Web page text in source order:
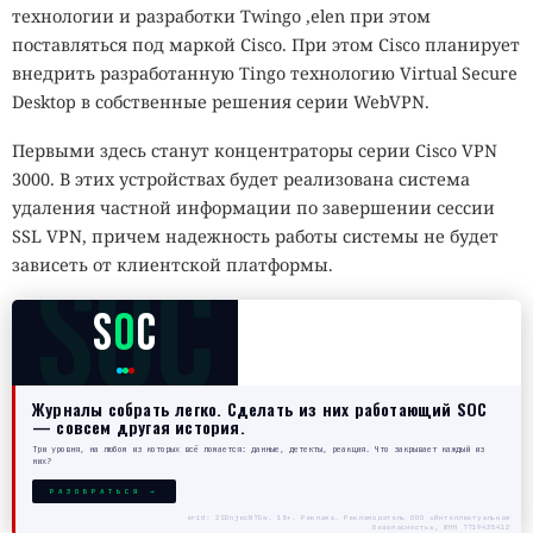
технологии и разработки Twingo ,elen при этом
поставляться под маркой Cisco. При этом Cisco планирует
внедрить разработанную Tingo технологию Virtual Secure
Desktop в собственные решения серии WebVPN.
Первыми здесь станут концентраторы серии Cisco VPN
3000. В этих устройствах будет реализована система
удаления частной информации по завершении сессии
SSL VPN, причем надежность работы системы не будет
зависеть от клиентской платформы.
SOC
SOC
Журналы собрать легко. Сделать из них работающий SOC
— совсем другая история.
Три уровня, на любом из которых всё ломается: данные, детекты, реакция. Что закрывает каждый из
них?
РАЗОБРАТЬСЯ →
erid: 2SDnjecN7Gw. 18+. Реклама. Рекламодатель ООО «Интеллектуальная
безопасность», ИНН 7719435412